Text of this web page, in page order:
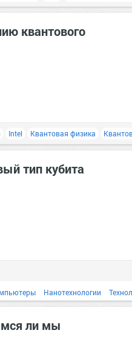
квантового
Intel Квантовая физика
тип кубита
Нанотехнологии
ли мы